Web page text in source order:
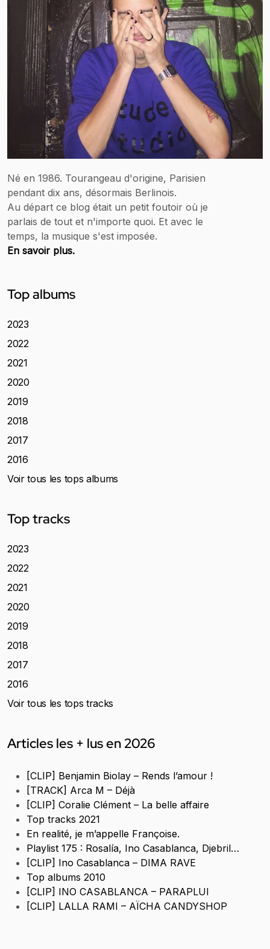
Né en 1986. Tourangeau d'origine, Parisien
pendant dix ans, désormais Berlinois.
Au départ ce blog était un petit foutoir où je
parlais de tout et n'importe quoi. Et avec le
temps, la musique s'est imposée.
En savoir plus.
Top albums
2023
2022
2021
2020
2019
2018
2017
2016
Voir tous les tops albums
Top tracks
2023
2022
2021
2020
2019
2018
2017
2016
Voir tous les tops tracks
Articles les + lus en 2026
[CLIP] Benjamin Biolay – Rends l’amour !
[TRACK] Arca M – Déjà
[CLIP] Coralie Clément – La belle affaire
Top tracks 2021
En realité, je m’appelle Françoise.
Playlist 175 : Rosalía, Ino Casablanca, Djebril…
[CLIP] Ino Casablanca – DIMA RAVE
Top albums 2010
[CLIP] INO CASABLANCA – PARAPLUI
[CLIP] LALLA RAMI – AÏCHA CANDYSHOP